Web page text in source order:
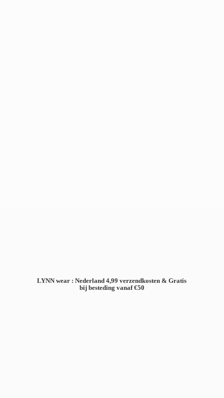
LYNN wear : Nederland 4,99 verzendkosten & Gratis
bij besteding vanaf €50